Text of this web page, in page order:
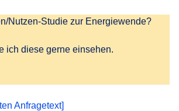
Nutzen-Studie zur Energiewende?
ich diese gerne einsehen.
Anfragetext]